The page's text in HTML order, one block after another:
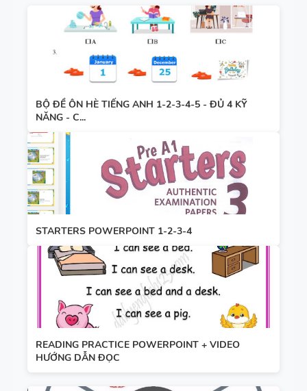
BỘ ĐỀ ÔN HÈ TIẾNG ANH 1-2-3-4-5 - ĐỦ 4 KỸ
NĂNG - C...
STARTERS POWERPOINT 1-2-3-4
READING PRACTICE POWERPOINT + VIDEO
HƯỚNG DẪN ĐỌC